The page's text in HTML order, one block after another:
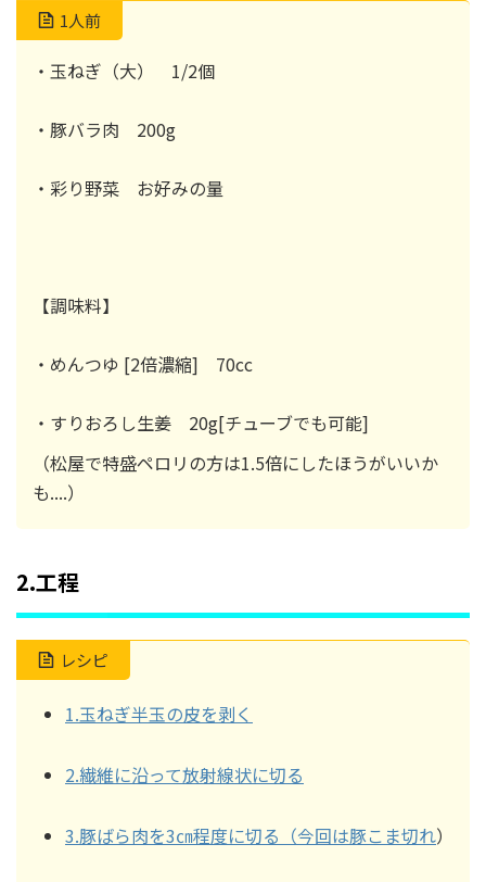
1人前
・玉ねぎ（大） 1/2個
・豚バラ肉 200g
・彩り野菜 お好みの量
【調味料】
・めんつゆ [2倍濃縮] 70cc
・すりおろし生姜 20g[チューブでも可能]
（松屋で特盛ペロリの方は1.5倍にしたほうがいいか
も....）
2.工程
レシピ
1.玉ねぎ半玉の皮を剥く
2.繊維に沿って放射線状に切る
3.豚ばら肉を3㎝程度に切る（今回は豚こま切れ）